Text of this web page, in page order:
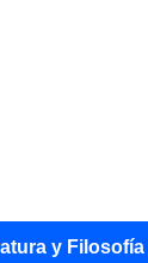
y Filosofía